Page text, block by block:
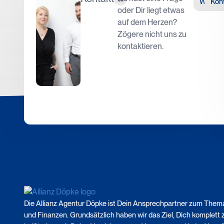
oder Dir liegt etwas
auf dem Herzen?
Zögere nicht uns zu
kontaktieren.
Die Allianz Agentur Döpke ist Dein Ansprechpartner zum
und Finanzen. Grundsätzlich haben wir das Ziel, Dich komplett